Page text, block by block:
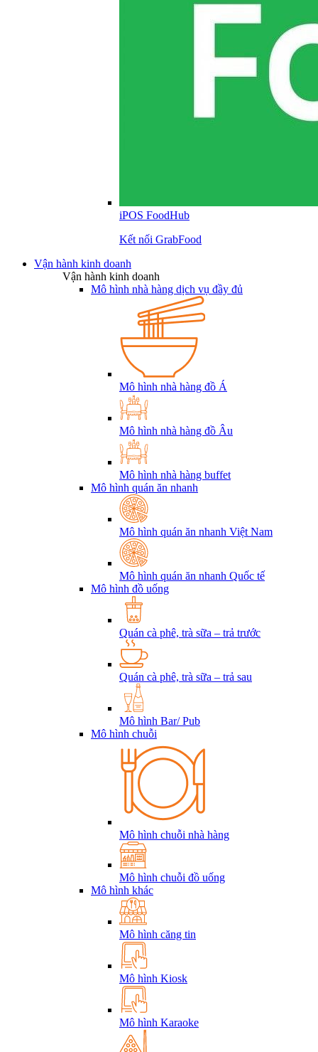
iPOS FoodHub
Kết nối GrabFood
Vận hành kinh doanh
Vận hành kinh doanh
Mô hình nhà hàng dịch vụ đầy đủ
Mô hình nhà hàng đồ Á
Mô hình nhà hàng đồ Âu
Mô hình nhà hàng buffet
Mô hình quán ăn nhanh
Mô hình quán ăn nhanh Việt Nam
Mô hình quán ăn nhanh Quốc tế
Mô hình đồ uống
Quán cà phê, trà sữa – trả trước
Quán cà phê, trà sữa – trả sau
Mô hình Bar/ Pub
Mô hình chuỗi
Mô hình chuỗi nhà hàng
Mô hình chuỗi đồ uống
Mô hình khác
Mô hình căng tin
Mô hình Kiosk
Mô hình Karaoke